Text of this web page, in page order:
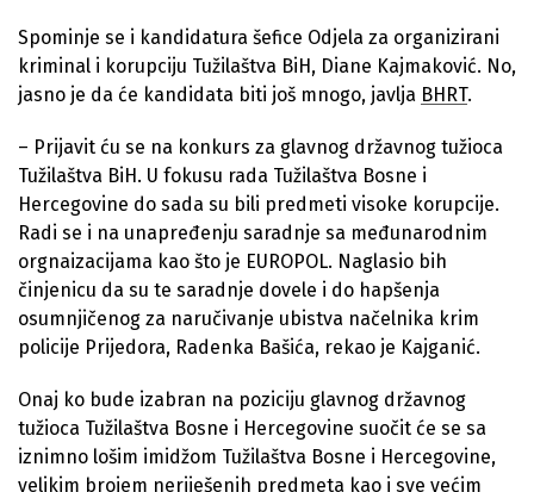
Spominje se i kandidatura šefice Odjela za organizirani
kriminal i korupciju Tužilaštva BiH, Diane Kajmaković. No,
jasno je da će kandidata biti još mnogo, javlja BHRT.
– Prijavit ću se na konkurs za glavnog državnog tužioca
Tužilaštva BiH. U fokusu rada Tužilaštva Bosne i
Hercegovine do sada su bili predmeti visoke korupcije.
Radi se i na unapređenju saradnje sa međunarodnim
orgnaizacijama kao što je EUROPOL. Naglasio bih
činjenicu da su te saradnje dovele i do hapšenja
osumnjičenog za naručivanje ubistva načelnika krim
policije Prijedora, Radenka Bašića, rekao je Kajganić.
Onaj ko bude izabran na poziciju glavnog državnog
tužioca Tužilaštva Bosne i Hercegovine suočit će se sa
iznimno lošim imidžom Tužilaštva Bosne i Hercegovine,
velikim brojem neriješenih predmeta kao i sve većim